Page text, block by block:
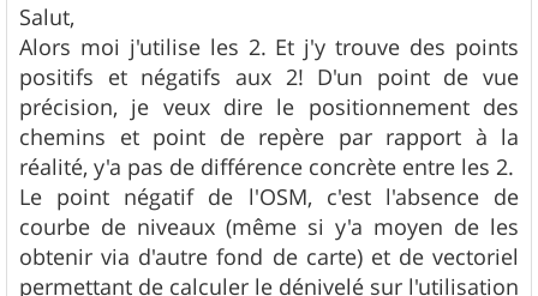
s
s
a
g
e
Salut,
Alors moi j'utilise les 2. Et j'y trouve des points
positifs et négatifs aux 2! D'un point de vue
précision, je veux dire le positionnement des
chemins et point de repère par rapport à la
réalité, y'a pas de différence concrète entre les 2.
Le point négatif de l'OSM, c'est l'absence de
courbe de niveaux (même si y'a moyen de les
obtenir via d'autre fond de carte) et de vectoriel
permettant de calculer le dénivelé sur l'utilisation